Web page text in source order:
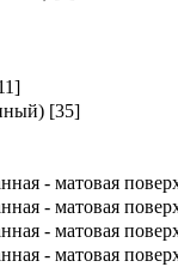
[35]
- матовая
- матовая
- матовая
- матовая